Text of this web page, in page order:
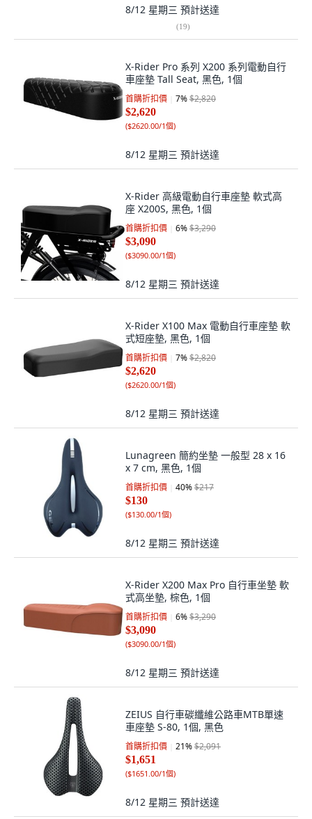
8/12 星期三 預計送達
(19)
X-Rider Pro 系列 X200 系列電動自行
車座墊 Tall Seat, 黑色, 1個
首購折扣價 7%$2,820
$2,620
($2620.00/1個)
8/12 星期三 預計送達
X-Rider 高級電動自行車座墊 軟式高
座 X200S, 黑色, 1個
首購折扣價 6%$3,290
$3,090
($3090.00/1個)
8/12 星期三 預計送達
X-Rider X100 Max 電動自行車座墊 軟
式短座墊, 黑色, 1個
首購折扣價 7%$2,820
$2,620
($2620.00/1個)
8/12 星期三 預計送達
Lunagreen 簡約坐墊 一般型 28 x 16
x 7 cm, 黑色, 1個
首購折扣價 40%$217
$130
($130.00/1個)
8/12 星期三 預計送達
X-Rider X200 Max Pro 自行車坐墊 軟
式高坐墊, 棕色, 1個
首購折扣價 6%$3,290
$3,090
($3090.00/1個)
8/12 星期三 預計送達
ZEIUS 自行車碳纖維公路車MTB單速
車座墊 S-80, 1個, 黑色
首購折扣價 21%$2,091
$1,651
($1651.00/1個)
8/12 星期三 預計送達